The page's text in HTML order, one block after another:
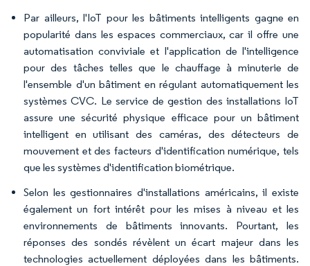
Par ailleurs, l'IoT pour les bâtiments intelligents gagne en
popularité dans les espaces commerciaux, car il offre une
automatisation conviviale et l'application de l'intelligence
pour des tâches telles que le chauffage à minuterie de
l'ensemble d'un bâtiment en régulant automatiquement les
systèmes CVC. Le service de gestion des installations IoT
assure une sécurité physique efficace pour un bâtiment
intelligent en utilisant des caméras, des détecteurs de
mouvement et des facteurs d'identification numérique, tels
que les systèmes d'identification biométrique.
Selon les gestionnaires d'installations américains, il existe
également un fort intérêt pour les mises à niveau et les
environnements de bâtiments innovants. Pourtant, les
réponses des sondés révèlent un écart majeur dans les
technologies actuellement déployées dans les bâtiments.